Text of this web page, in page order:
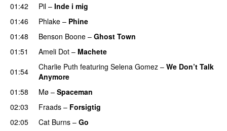
01:42
Pil – Inde i mig
01:46
Phlake – Phine
01:48
Benson Boone – Ghost Town
01:51
Ameli Dot – Machete
01:54
Charlie Puth featuring Selena Gomez – We Don’t Talk
Anymore
01:58
Mø – Spaceman
02:03
Fraads – Forsigtig
02:05
Cat Burns – Go